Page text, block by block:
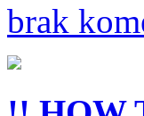
brak